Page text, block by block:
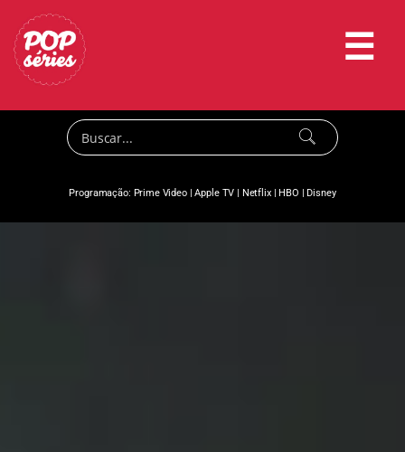
☰
Programação: Prime Video|Apple TV | Netflix|HBO |Disney